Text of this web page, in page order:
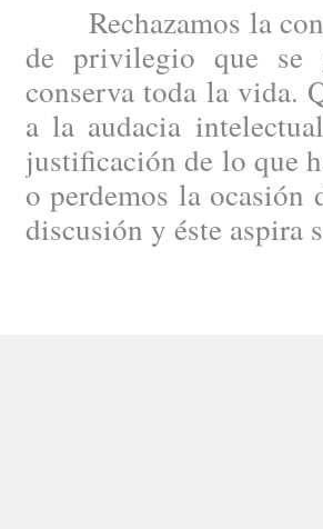
Rechazamos la
de privilegio que se
conserva toda la vida.
a la audacia
justificación de lo que
o perdemos la ocasión
discusión y éste aspira